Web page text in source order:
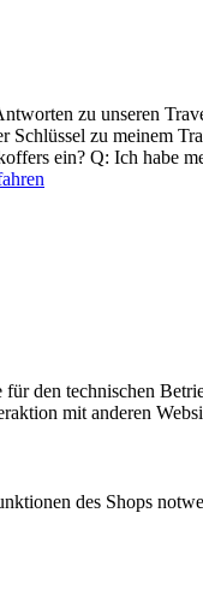
zu unseren
Schlüssel zu meinem
ein? Q: Ich habe
den technischen
mit anderen
des Shops